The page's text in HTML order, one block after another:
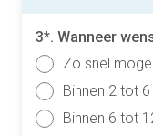
3*. Wanneer
Zo snel
Binnen 2 tot
Binnen 6 tot